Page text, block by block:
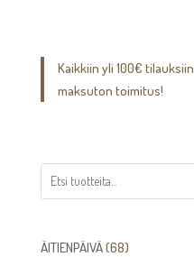
Kaikkiin yli 100€ tilauksiin
maksuton toimitus!
ÄITIENPÄIVÄ 6868